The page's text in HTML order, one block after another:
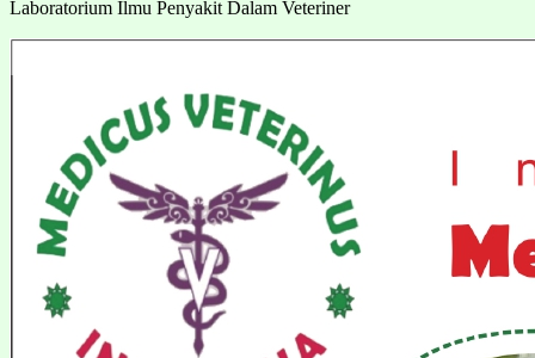
Laboratorium Ilmu Penyakit Dalam Veteriner